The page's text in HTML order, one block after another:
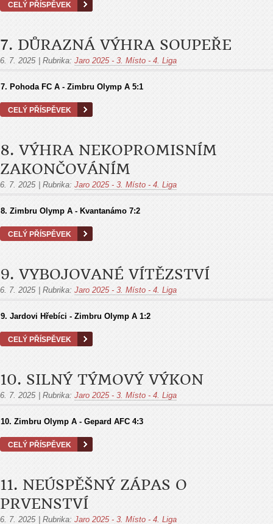
CELÝ PŘÍSPĚVEK
7. DŮRAZNÁ VÝHRA SOUPEŘE
6. 7. 2025 Rubrika: Jaro 2025 - 3. Místo - 4. Liga
7. Pohoda FC A - Zimbru Olymp A 5:1
CELÝ PŘÍSPĚVEK
8. VÝHRA NEKOPROMISNÍM
ZAKONČOVÁNÍM
6. 7. 2025 Rubrika: Jaro 2025 - 3. Místo - 4. Liga
8. Zimbru Olymp A - Kvantanámo 7:2
CELÝ PŘÍSPĚVEK
9. VYBOJOVANÉ VÍTĚZSTVÍ
6. 7. 2025 Rubrika: Jaro 2025 - 3. Místo - 4. Liga
9. Jardovi Hřebíci - Zimbru Olymp A 1:2
CELÝ PŘÍSPĚVEK
10. SILNÝ TÝMOVÝ VÝKON
6. 7. 2025 Rubrika: Jaro 2025 - 3. Místo - 4. Liga
10. Zimbru Olymp A - Gepard AFC 4:3
CELÝ PŘÍSPĚVEK
11. NEÚSPĚŠNÝ ZÁPAS O
PRVENSTVÍ
6. 7. 2025 Rubrika: Jaro 2025 - 3. Místo - 4. Liga